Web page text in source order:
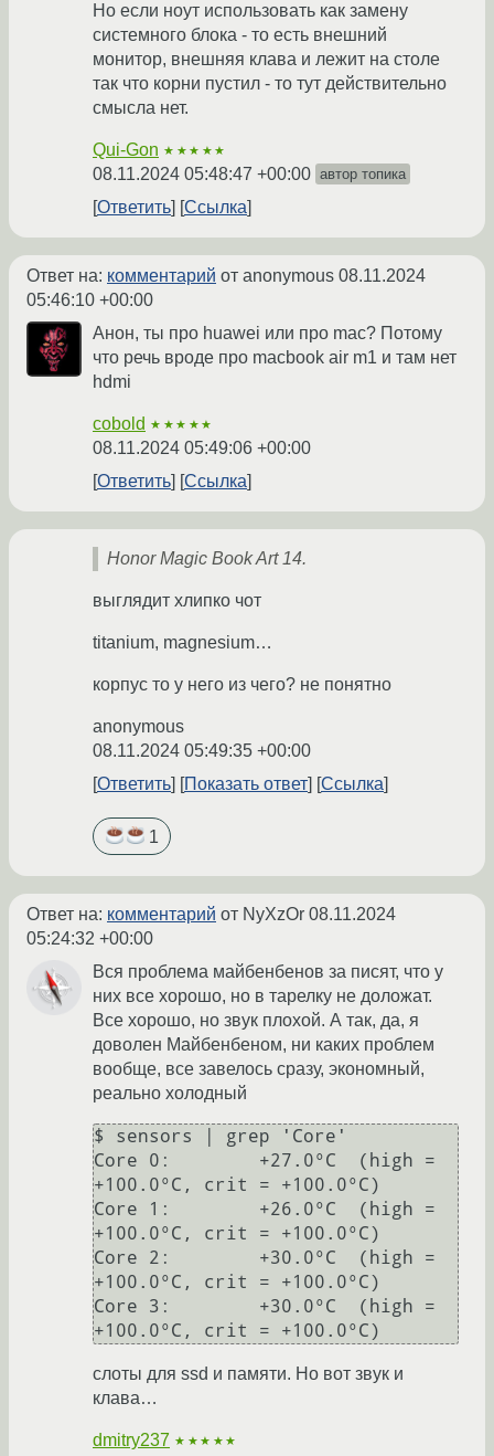
Но если ноут использовать как замену
системного блока - то есть внешний
монитор, внешняя клава и лежит на столе
так что корни пустил - то тут действительно
смысла нет.
Qui-Gon ★★★★★
08.11.2024 05:48:47 +00:00 автор топика
Ответить Ссылка
Ответ на: комментарий от anonymous 08.11.2024
05:46:10 +00:00
Анон, ты про huawei или про mac? Потому
что речь вроде про macbook air m1 и там нет
hdmi
cobold ★★★★★
08.11.2024 05:49:06 +00:00
Ответить
Ссылка
Honor Magic Book Art 14.
выглядит хлипко чот
titanium, magnesium…
корпус то у него из чего? не понятно
anonymous
08.11.2024 05:49:35 +00:00
Ответить
Показать ответ Ссылка
1
Ответ на: комментарий от NyXzOr 08.11.2024
05:24:32 +00:00
Вся проблема майбенбенов за писят, что у
них все хорошо, но в тарелку не доложат.
Все хорошо, но звук плохой. А так, да, я
доволен Майбенбеном, ни каких проблем
вообще, все завелось сразу, экономный,
реально холодный
$ sensors | grep 'Core'
Core 0:        +27.0°C  (high =
+100.0°C, crit = +100.0°C)
Core 1:        +26.0°C  (high =
+100.0°C, crit = +100.0°C)
Core 2:        +30.0°C  (high =
+100.0°C, crit = +100.0°C)
Core 3:        +30.0°C  (high =
слоты для ssd и памяти. Но вот звук и
клава…
dmitry237 ★★★★★